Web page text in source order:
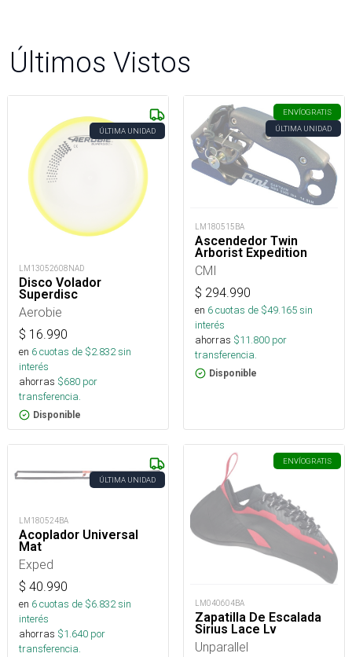
Últimos Vistos
ÚLTIMA UNIDAD
LM13052608NAD
Disco Volador
Superdisc
Aerobie
$ 16.990
en 6cuotas de $2.832sin
interés
ahorras $680 por
transferencia.
Disponible
ENVÍOGRATIS
ÚLTIMA UNIDAD
LM180515BA
Ascendedor Twin
Arborist Expedition
CMI
$ 294.990
en 6cuotas de $49.165sin
interés
ahorras $11.800 por
transferencia.
Disponible
ÚLTIMA UNIDAD
LM180524BA
Acoplador Universal
Mat
Exped
$ 40.990
en 6cuotas de $6.832sin
interés
ahorras $1.640 por
transferencia.
ENVÍOGRATIS
LM040604BA
Zapatilla De Escalada
Sirius Lace Lv
Unparallel